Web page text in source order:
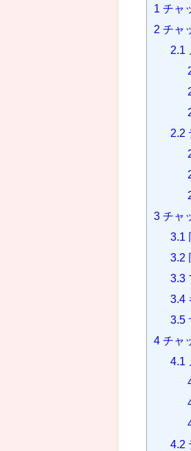
1 チャ
2 チャ
2.1
2.2
3 チャ
3.1
3.2
3.3
3.4
3.5
4 チャ
4.1
4.2